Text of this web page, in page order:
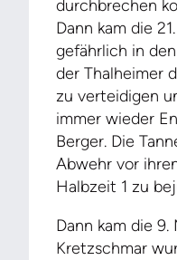
durchbrechen
Dann kam die
gefährlich in
der Thalheimer
zu verteidigen
immer wieder
Berger. Die
Abwehr vor
Halbzeit 1 zu
Dann kam die
Kretzschmar